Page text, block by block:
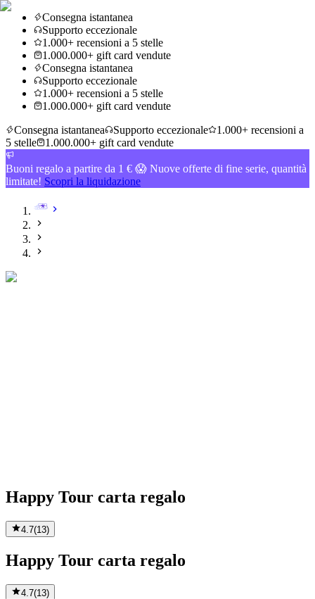
Consegna istantanea
Supporto eccezionale
1.000+ recensioni a 5 stelle
1.000.000+ gift card vendute
Consegna istantanea
Supporto eccezionale
1.000+ recensioni a 5 stelle
1.000.000+ gift card vendute
Consegna istantanea
Supporto eccezionale
1.000+ recensioni a
5 stelle
1.000.000+ gift card vendute
Buoni regalo a partire da 1 € 😱 Nuove offerte di fine serie, quantità
limitate! Scopri la liquidazione
Happy Tour carta regalo
4.7(13)
Happy Tour carta regalo
4.7(13)